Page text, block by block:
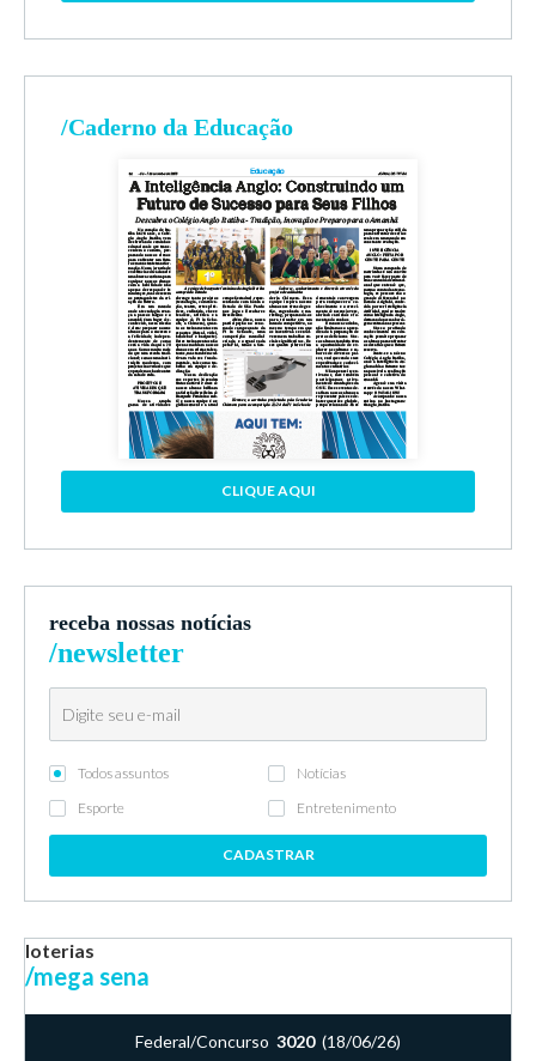
/Caderno da Educação
CLIQUE AQUI
receba nossas notícias
/newsletter
Todos assuntos
Notícias
Esporte
Entretenimento
CADASTRAR
loterias
/mega sena
Federal/Concurso 3020 (18/06/26)